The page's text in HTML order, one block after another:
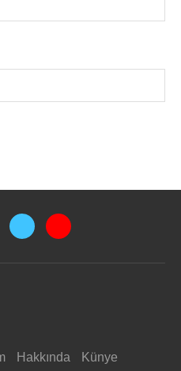
Hakkında Künye